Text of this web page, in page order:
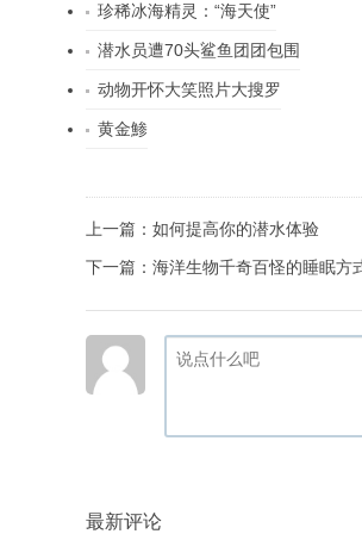
珍稀冰海精灵：“海天使”
潜水员遭70头鲨鱼团团包围
动物开怀大笑照片大搜罗
黄金鯵
上一篇： 如何提高你的潜水体验
下一篇： 海洋生物千奇百怪的睡眠方
最新评论